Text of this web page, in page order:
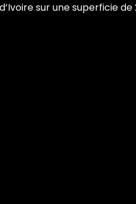
sur une superficie